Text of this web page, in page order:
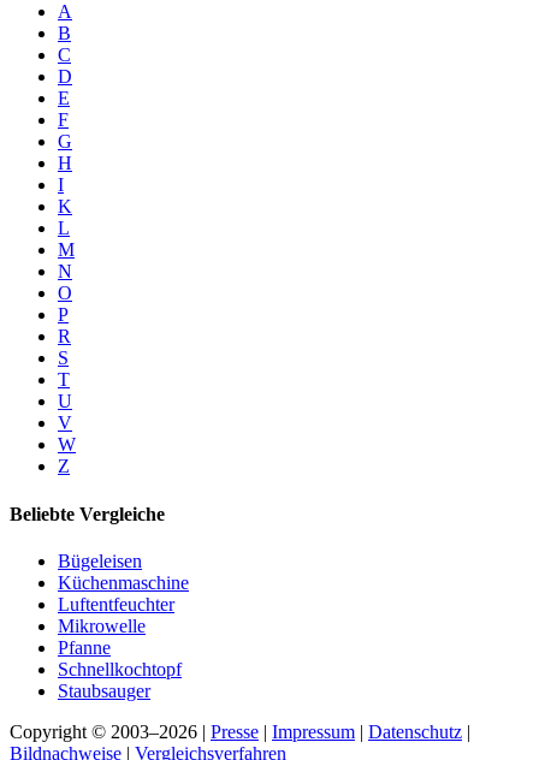
A
B
C
D
E
F
G
H
I
K
L
M
N
O
P
R
S
T
U
V
W
Z
Beliebte Vergleiche
Bügeleisen
Küchenmaschine
Luftentfeuchter
Mikrowelle
Pfanne
Schnellkochtopf
Staubsauger
Copyright © 2003–2026 | Presse | Impressum | Datenschutz |
Bildnachweise | Vergleichsverfahren